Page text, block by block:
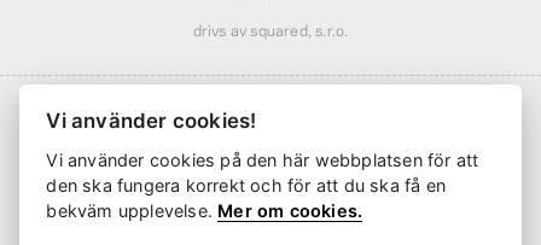
drivs av squared, s.r.o.
Frakt från61 kr· rabatterad över 569 kr
Leverans från2 arbetsdagar
Vi använder cookies!
Vi använder cookies på den här webbplatsen för att
den ska fungera korrekt och för att du ska få en
bekväm upplevelse. Mer om cookies.